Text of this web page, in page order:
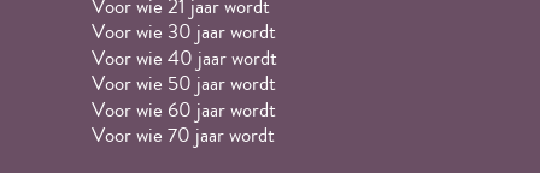
Voor wie 21 jaar wordt
Voor wie 30 jaar wordt
Voor wie 40 jaar wordt
Voor wie 50 jaar wordt
Voor wie 60 jaar wordt
Voor wie 70 jaar wordt